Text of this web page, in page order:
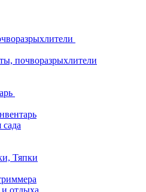
почворазрыхлители
Тяпки
отдыха